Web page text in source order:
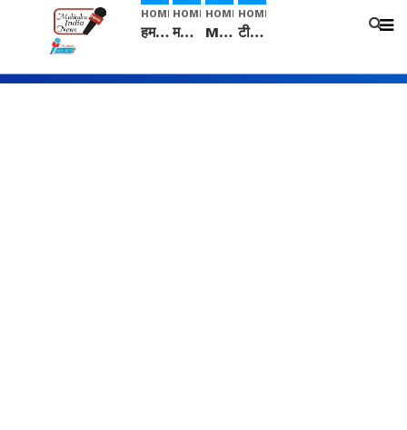
HOME
हम सनातनी..." सांसद kangana Ranaut से क्या बोली लड़की? Viral Jantar-Mantar | CJP protest
HOME
मनीषा हत्याकांड: हत्या, आत्महत्या या कोई बड़ा राज? | Full Story | Josh Haryana
HOME
Mangalsutra: हिंदू धर्म में शादी के बाद मंगलसूत्र क्यों पहनती है महिलाएं, किसने शुरु की ये परंपरा
HOME
टीम बीकेई ने एग्रीकल्चर ग्रेड की यूरिया खाद गट्टों में बदलकर टेक्निकल ग्रेड में बेचने वालों पर करवाई कार्रवाई: लखविंदर सिंह औलख